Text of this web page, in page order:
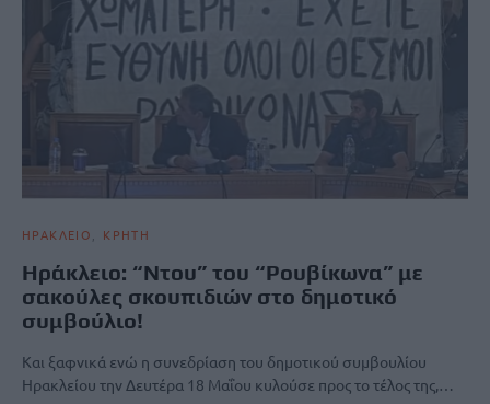
ΗΡΑΚΛΕΙΟ ΚΡΗΤΗ
Ηράκλειο: “Ντου” του “Ρουβίκωνα” με
σακούλες σκουπιδιών στο δημοτικό
συμβούλιο!
Και ξαφνικά ενώ η συνεδρίαση του δημοτικού συμβουλίου
Ηρακλείου την Δευτέρα 18 Μαΐου κυλούσε προς το τέλος της,…